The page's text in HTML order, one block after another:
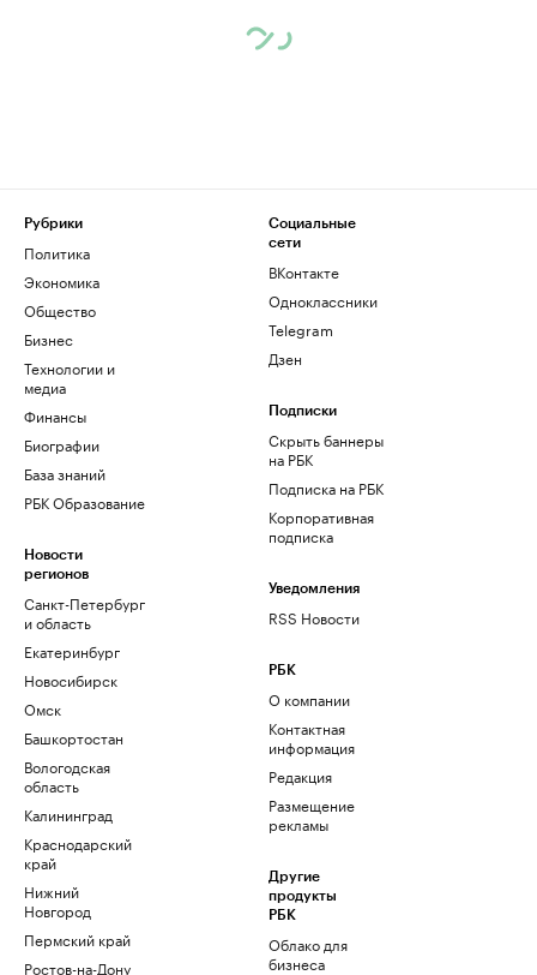
Рубрики
Политика
Экономика
Общество
Бизнес
Технологии и
медиа
Финансы
Биографии
База знаний
РБК Образование
Новости
регионов
Санкт-Петербург
и область
Екатеринбург
Новосибирск
Омск
Башкортостан
Вологодская
область
Калининград
Краснодарский
край
Нижний
Новгород
Пермский край
Ростов-на-Дону
Социальные
сети
ВКонтакте
Одноклассники
Telegram
Дзен
Подписки
Скрыть баннеры
на РБК
Подписка на РБК
Корпоративная
подписка
Уведомления
RSS Новости
РБК
О компании
Контактная
информация
Редакция
Размещение
рекламы
Другие
продукты
РБК
Облако для
бизнеса